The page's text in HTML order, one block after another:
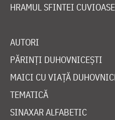
HRAMUL SFINTEI
AUTORI
PĂRINȚI DUHOVNICEȘTI
MAICI CU VIAȚĂ
TEMATICĂ
SINAXAR ALFABETIC